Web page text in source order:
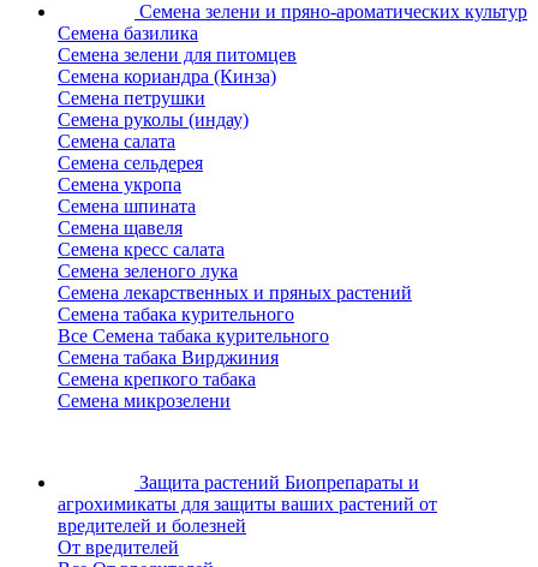
Семена зелени и пряно-ароматических культур
Семена базилика
Семена зелени для питомцев
Семена кориандра (Кинза)
Семена петрушки
Семена руколы (индау)
Семена салата
Семена сельдерея
Семена укропа
Семена шпината
Семена щавеля
Семена кресс салата
Семена зеленого лука
Семена лекарственных и пряных растений
Семена табака курительного
Все Семена табака курительного
Семена табака Вирджиния
Семена крепкого табака
Семена микрозелени
Защита растений Биопрепараты и
агрохимикаты для защиты ваших растений от
вредителей и болезней
От вредителей